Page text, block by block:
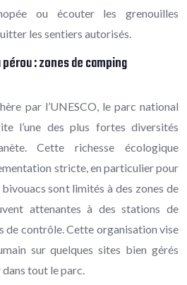
ou écouter les grenouilles
les sentiers autorisés.
: zones de camping
par l’UNESCO, le parc national
l’une des plus fortes diversités
Cette richesse écologique
stricte, en particulier pour
sont limités à des zones de
attenantes à des stations de
de contrôle. Cette organisation vise
sur quelques sites bien gérés
tout le parc.